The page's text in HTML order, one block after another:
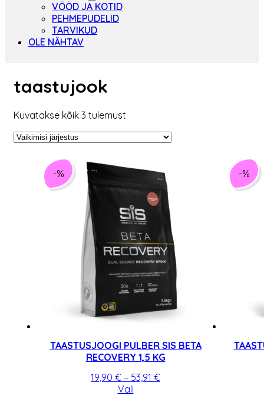
VÖÖD JA KOTID
PEHMEPUDELID
TARVIKUD
OLE NÄHTAV
taastujook
Kuvatakse kõik 3 tulemust
-%
TAASTUSJOOGI PULBER SIS BETA
RECOVERY 1,5 KG
19,90 € – 53,91 €Hinnavahemik:
ValiSellel
-%